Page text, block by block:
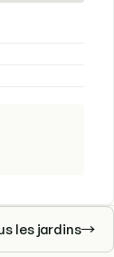
les jardins